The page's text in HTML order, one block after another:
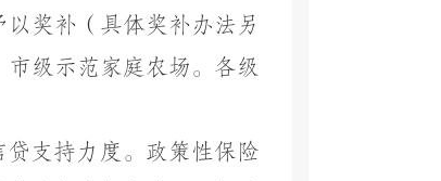
奖补（具体奖补办法另
级示范家庭农场。各级
支持力度。政策性保险